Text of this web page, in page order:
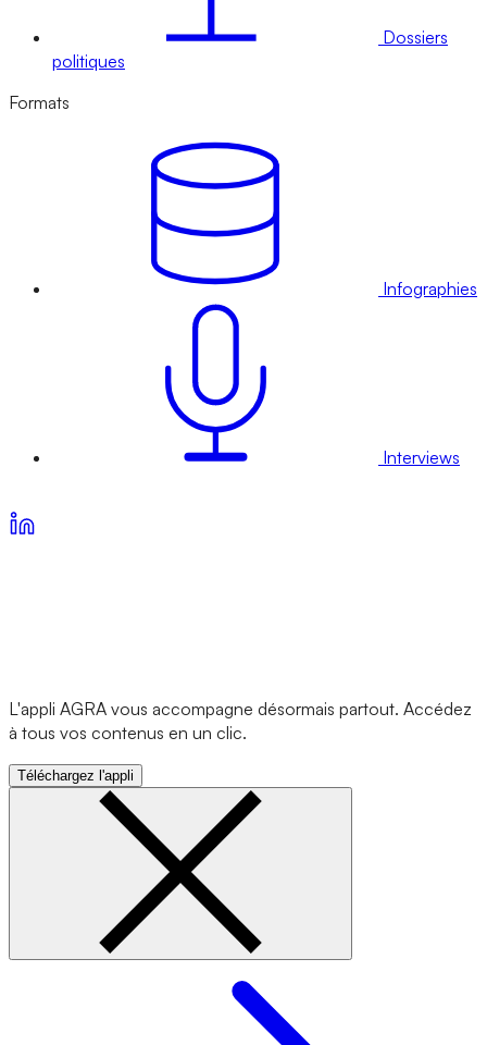
Dossiers
politiques
Formats
Infographies
Interviews
L'appli AGRA vous accompagne désormais partout. Accédez
à tous vos contenus en un clic.
Téléchargez l'appli